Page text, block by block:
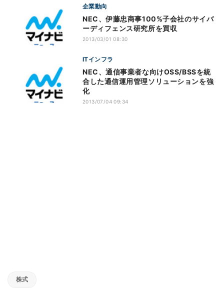
企業動向
NEC、伊藤忠商事100%子会社のサイバ
ーディフェンス研究所を買収
2013/03/01 08:30
ITインフラ
NEC、通信事業者な向けOSS/BSSを統
合した通信運用管理ソリューションを強
化
2013/07/04 09:34
株式